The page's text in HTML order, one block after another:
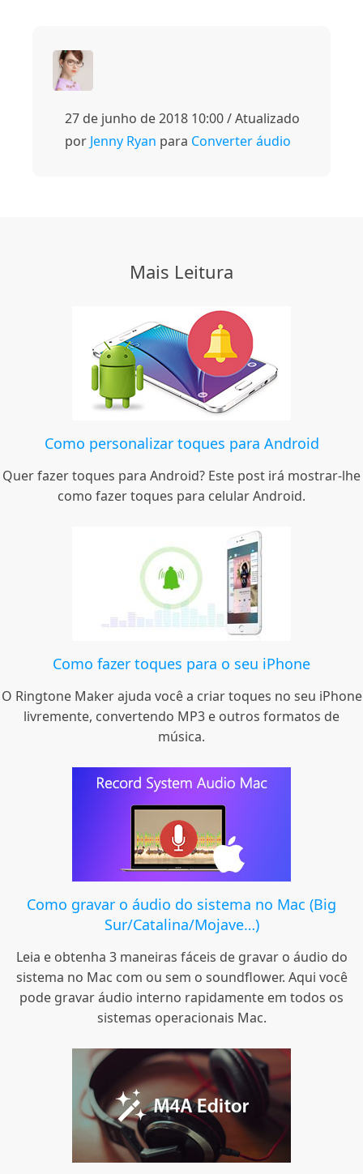
27 de junho de 2018 10:00 / Atualizado
por Jenny Ryan para Converter áudio
Mais Leitura
Como personalizar toques para Android
Quer fazer toques para Android? Este post irá mostrar-lhe
como fazer toques para celular Android.
Como fazer toques para o seu iPhone
O Ringtone Maker ajuda você a criar toques no seu iPhone
livremente, convertendo MP3 e outros formatos de
música.
Como gravar o áudio do sistema no Mac (Big
Sur/Catalina/Mojave…)
Leia e obtenha 3 maneiras fáceis de gravar o áudio do
sistema no Mac com ou sem o soundflower. Aqui você
pode gravar áudio interno rapidamente em todos os
sistemas operacionais Mac.